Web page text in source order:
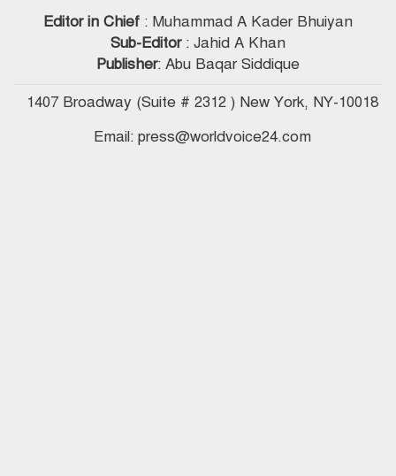
Editor in Chief : Muhammad A Kader Bhuiyan
Sub-Editor: Jahid A Khan
Publisher: Abu Baqar Siddique
1407 Broadway (Suite # 2312 ) New York, NY-10018
Email: press@worldvoice24.com